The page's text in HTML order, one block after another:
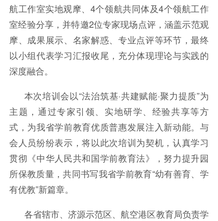
航工作室实地观摩、4个领航共同体及4个领航工作
室经验分享，并特邀2位专家现场点评，涵盖示范观
摩、成果展示、名家解惑、专业点评等环节，最终
以小组代表学习汇报收尾，充分体现理论与实践的
深度融合。
本次培训会以“法治筑基·共建赋能·聚力提质”为
主题，通过专家引领、实地研学、经验共享等方
式，为我省学前教育优质普惠发展注入新动能。与
会人员纷纷表示，将以此次培训为契机，认真学习
贯彻《中华人民共和国学前教育法》，努力提升园
所保教质量，共同书写我省学前教育“幼有善育、学
有优教”新篇章。
各省辖市、济源示范区、航空港区教育局负责学